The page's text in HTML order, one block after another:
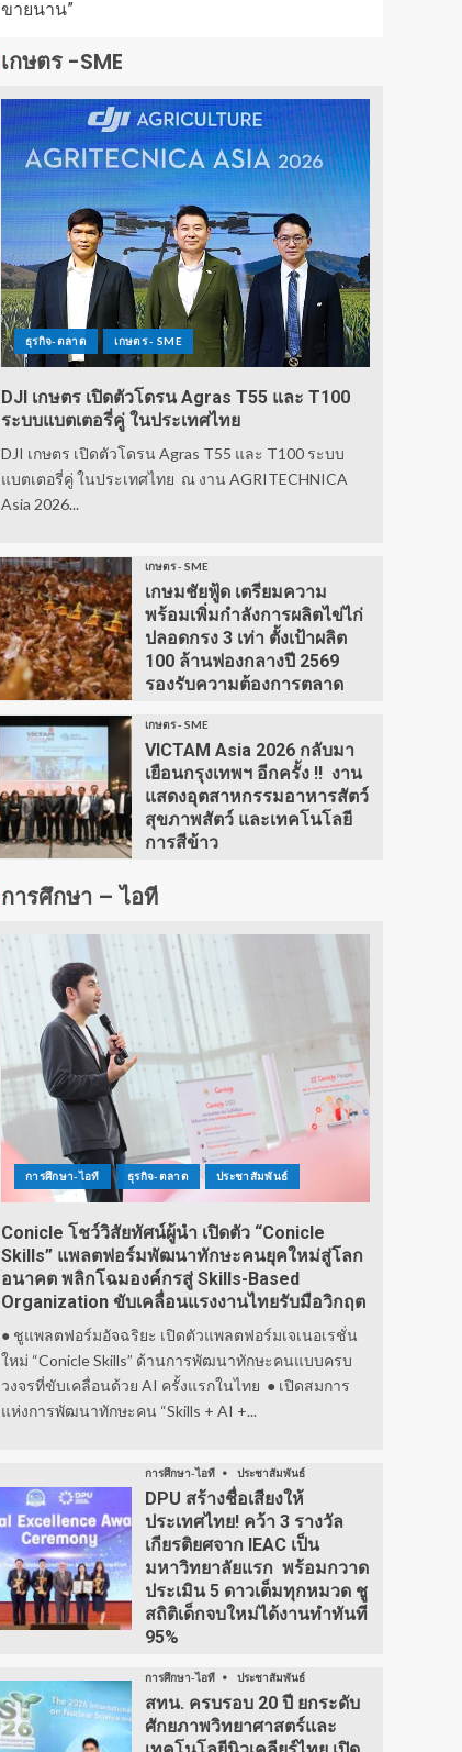
ขายนาน”
เกษตร -SME
ธุรกิจ-ตลาด เกษตร - SME
DJI เกษตร เปิดตัวโดรน Agras T55 และ T100
ระบบแบตเตอรี่คู่ ในประเทศไทย
DJI เกษตร เปิดตัวโดรน Agras T55 และ T100 ระบบ
แบตเตอรี่คู่ ในประเทศไทย ณ งาน AGRITECHNICA
Asia 2026...
เกษตร - SME
เกษมชัยฟู้ด เตรียมความ
พร้อมเพิ่มกำลังการผลิตไข่ไก่
ปลอดกรง 3 เท่า ตั้งเป้าผลิต
100 ล้านฟองกลางปี 2569
รองรับความต้องการตลาด
เกษตร - SME
VICTAM Asia 2026 กลับมา
เยือนกรุงเทพฯ อีกครั้ง !! งาน
แสดงอุตสาหกรรมอาหารสัตว์
สุขภาพสัตว์ และเทคโนโลยี
การสีข้าว
การศึกษา – ไอที
การศึกษา-ไอที ธุรกิจ-ตลาด ประชาสัมพันธ์
Conicle โชว์วิสัยทัศน์ผู้นำ เปิดตัว “Conicle
Skills” แพลตฟอร์มพัฒนาทักษะคนยุคใหม่สู่โลก
อนาคต พลิกโฉมองค์กรสู่ Skills-Based
Organization ขับเคลื่อนแรงงานไทยรับมือวิกฤต
● ชูแพลตฟอร์มอัจฉริยะ เปิดตัวแพลตฟอร์มเจเนอเรชั่น
ใหม่ “Conicle Skills” ด้านการพัฒนาทักษะคนแบบครบ
วงจรที่ขับเคลื่อนด้วย AI ครั้งแรกในไทย ● เปิดสมการ
แห่งการพัฒนาทักษะคน “Skills + AI +...
การศึกษา-ไอที ประชาสัมพันธ์
DPU สร้างชื่อเสียงให้
ประเทศไทย! คว้า 3 รางวัล
เกียรติยศจาก IEAC เป็น
มหาวิทยาลัยแรก พร้อมกวาด
ประเมิน 5 ดาวเต็มทุกหมวด ชู
สถิติเด็กจบใหม่ได้งานทำทันที
95%
การศึกษา-ไอที ประชาสัมพันธ์
สทน. ครบรอบ 20 ปี ยกระดับ
ศักยภาพวิทยาศาสตร์และ